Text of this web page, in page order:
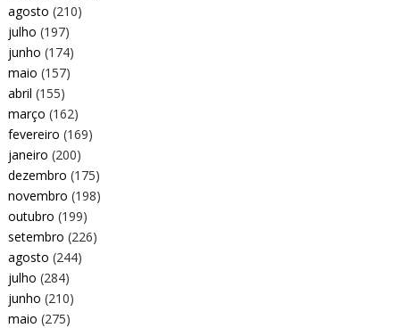
agosto (210)
julho (197)
junho (174)
maio (157)
abril (155)
março (162)
fevereiro (169)
janeiro (200)
dezembro (175)
novembro (198)
outubro (199)
setembro (226)
agosto (244)
julho (284)
junho (210)
maio (275)